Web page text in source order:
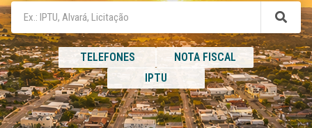
TELEFONES
NOTA FISCAL
IPTU